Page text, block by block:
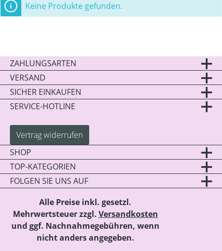
Keine Produkte gefunden.
ZAHLUNGSARTEN
VERSAND
SICHER EINKAUFEN
SERVICE-HOTLINE
Vertrag widerrufen
SHOP
TOP-KATEGORIEN
FOLGEN SIE UNS AUF
Alle Preise inkl. gesetzl.
Mehrwertsteuer zzgl. Versandkosten
und ggf. Nachnahmegebühren, wenn
nicht anders angegeben.